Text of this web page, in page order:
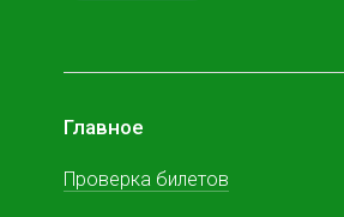
Главное
Проверка билетов